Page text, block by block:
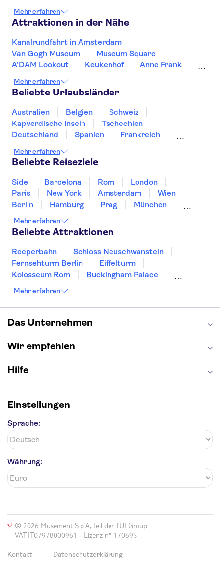
Mehr erfahren
Attraktionen in der Nähe
Kanalrundfahrt in Amsterdam
Van Gogh Museum
Museum Square
A'DAM Lookout
Keukenhof
Anne Frank
Royal Palace of Amsterdam
Rijksmuseum
Slagharen
De Wallen
Cube Houses
Mehr erfahren
Beliebte Urlaubsländer
Australien Belgien
Schweiz
Kapverdische Inseln
Tschechien
Deutschland
Spanien
Frankreich
Italien
Japan Luxemburg
Polen
Portugal Schweden
Mehr erfahren
Beliebte Reiseziele
Side Barcelona Rom
London
Paris
New York Amsterdam
Wien
Berlin
Hamburg Prag
München
Stuttgart
Heidelberg
Mehr erfahren
Beliebte Attraktionen
Reeperbahn
Schloss Neuschwanstein
Fernsehturm Berlin
Eiffelturm
Kolosseum Rom
Buckingham Palace
Sagrada Familia
Moulin Rouge
Burj Khalifa
Keukenhof
London Eye
Elbphilharmonie
Mehr erfahren
Das Unternehmen
Wir empfehlen
Hilfe
Einstellungen
Sprache:
Währung:
© 2026 Musement S.p.A, Teil der TUI Group
VAT IT07978000961 - Lizenz nº 170695
Kontakt
Datenschutzerklärung